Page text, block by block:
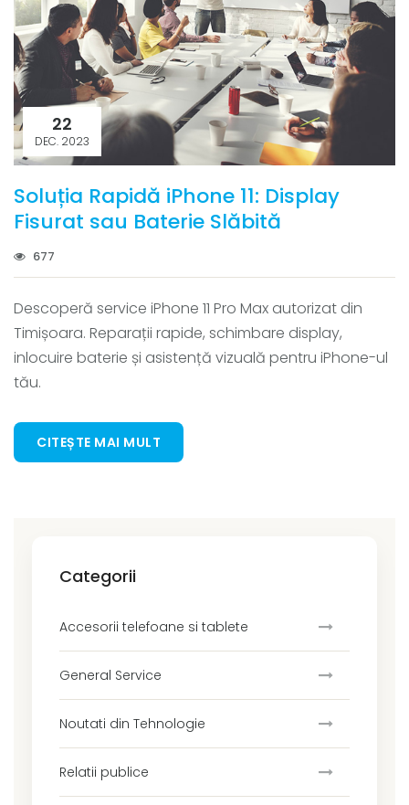
22
DEC. 2023
Soluția Rapidă iPhone 11: Display
Fisurat sau Baterie Slăbită
677
Descoperă service iPhone 11 Pro Max autorizat din
Timișoara. Reparații rapide, schimbare display,
inlocuire baterie și asistență vizuală pentru iPhone-ul
tău.
CITEȘTE MAI MULT
Categorii
Accesorii telefoane si tablete
General Service
Noutati din Tehnologie
Relatii publice